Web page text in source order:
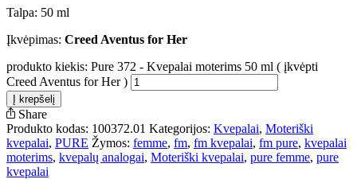
Talpa: 50 ml
Įkvėpimas: Creed Aventus for Her
produkto kiekis: Pure 372 - Kvepalai moterims 50 ml ( įkvėpti
Creed Aventus for Her )
Į krepšelį
Share
Produkto kodas: 100372.01 Kategorijos: Kvepalai, Moteriški
kvepalai, PURE Žymos: femme, fm, fm kvepalai, fm pure, kvepalai
moterims, kvepalų analogai, Moteriški kvepalai, pure femme, pure
kvepalai